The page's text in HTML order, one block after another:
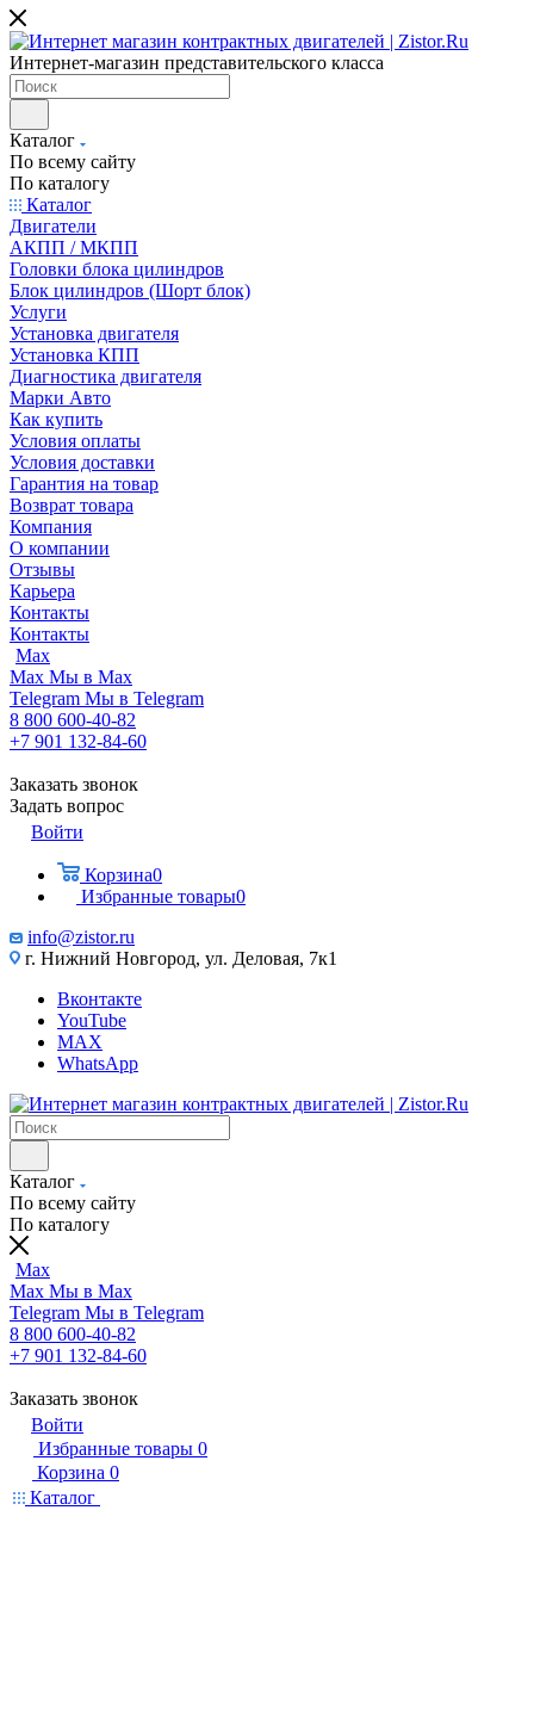
Интернет-магазин представительского класса
Каталог
По всему сайту
По каталогу
Каталог
Двигатели
АКПП / МКПП
Головки блока цилиндров
Блок цилиндров (Шорт блок)
Услуги
Установка двигателя
Установка КПП
Диагностика двигателя
Марки Авто
Как купить
Условия оплаты
Условия доставки
Гарантия на товар
Возврат товара
Компания
О компании
Отзывы
Карьера
Контакты
Контакты
Max
Max Мы в Max
Telegram Мы в Telegram
8 800 600-40-82
+7 901 132-84-60
Заказать звонок
Задать вопрос
Войти
Корзина0
Избранные товары0
info@zistor.ru
г. Нижний Новгород, ул. Деловая, 7к1
Вконтакте
YouTube
MAX
WhatsApp
Каталог
По всему сайту
По каталогу
Max
Max Мы в Max
Telegram Мы в Telegram
8 800 600-40-82
+7 901 132-84-60
Заказать звонок
Войти
Избранные товары 0
Корзина 0
Каталог